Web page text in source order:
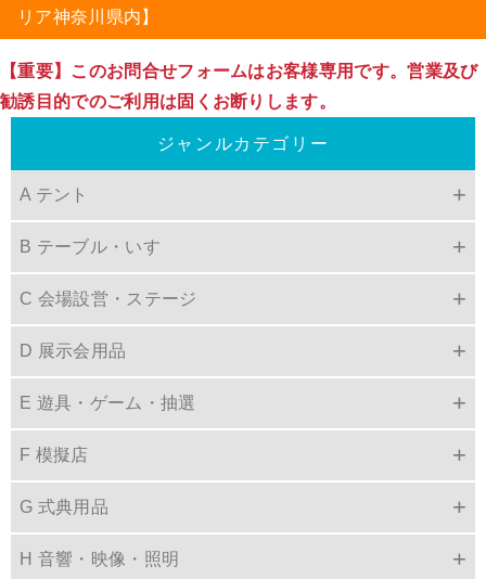
ジャンルカテゴリー
A テント
B テーブル・いす
C 会場設営・ステージ
D 展示会用品
E 遊具・ゲーム・抽選
F 模擬店
G 式典用品
H 音響・映像・照明
リア神奈川県内】
【重要】このお問合せフォームはお客様専用です。営業及び
勧誘目的でのご利用は固くお断りします。